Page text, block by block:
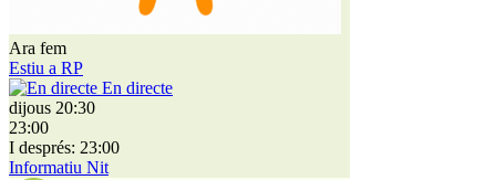
Ara fem
Estiu a RP
En directe
dijous 20:30
23:00
I després: 23:00
Informatiu Nit
Qui som
Contacte
Publicitat